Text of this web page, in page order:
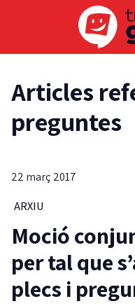
Articles
preguntes
22 març 2017
ARXIU
Moció
per tal que
plecs i